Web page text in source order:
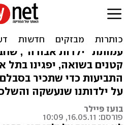
ילדי השואה:
מאיתנו, גם לנו
עמותת "ילדות אבודה",
קטנים בשואה, יפגינו בתל
התביעות כדי שתכיר
על ילדותנו שנעשקה
בועז פיילר
פורסם: 16.05.11, 10:09